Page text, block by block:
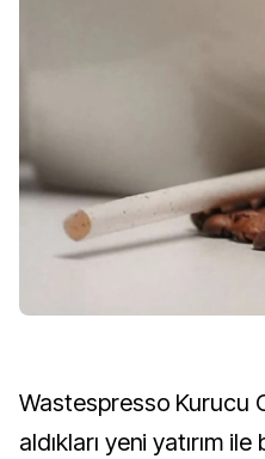
Wastespresso Kurucu
aldıkları yeni yatırım